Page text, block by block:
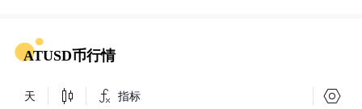
ATUSD币行情